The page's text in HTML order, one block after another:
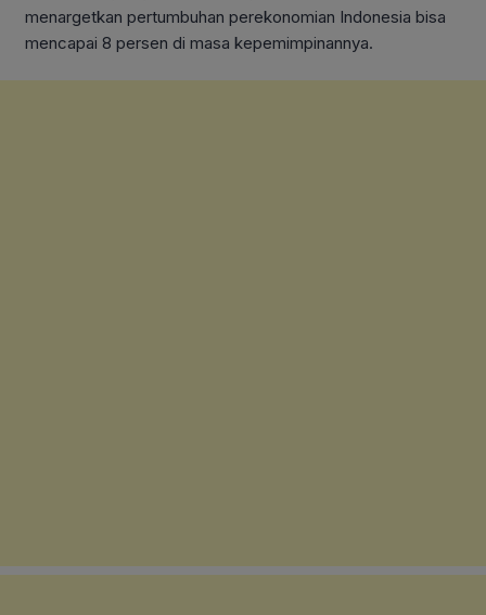
menargetkan pertumbuhan perekonomian Indonesia bisa
mencapai 8 persen di masa kepemimpinannya.